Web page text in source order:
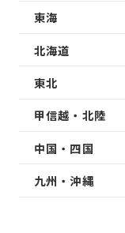
東海
北海道
東北
甲信越・北陸
中国・四国
九州・沖縄